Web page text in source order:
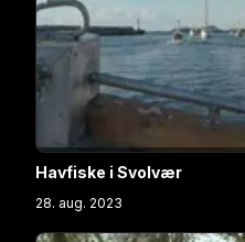
Havfiske i Svolvær
28. aug. 2023